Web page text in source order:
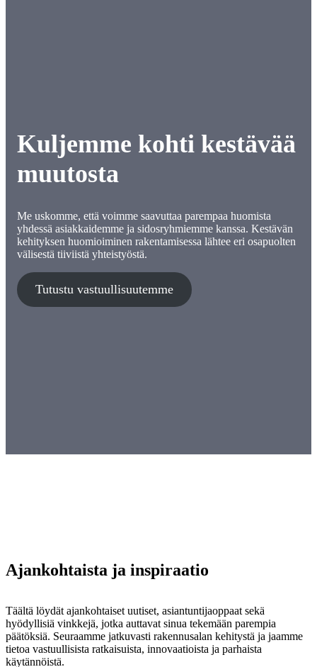
Kuljemme kohti kestävää
muutosta
Me uskomme, että voimme saavuttaa parempaa huomista
yhdessä asiakkaidemme ja sidosryhmiemme kanssa. Kestävän
kehityksen huomioiminen rakentamisessa lähtee eri osapuolten
välisestä tiiviistä yhteistyöstä.
Tutustu vastuullisuutemme
Ajankohtaista ja inspiraatio
Täältä löydät ajankohtaiset uutiset, asiantuntijaoppaat sekä
hyödyllisiä vinkkejä, jotka auttavat sinua tekemään parempia
päätöksiä. Seuraamme jatkuvasti rakennusalan kehitystä ja jaamme
tietoa vastuullisista ratkaisuista, innovaatioista ja parhaista
käytännöistä.